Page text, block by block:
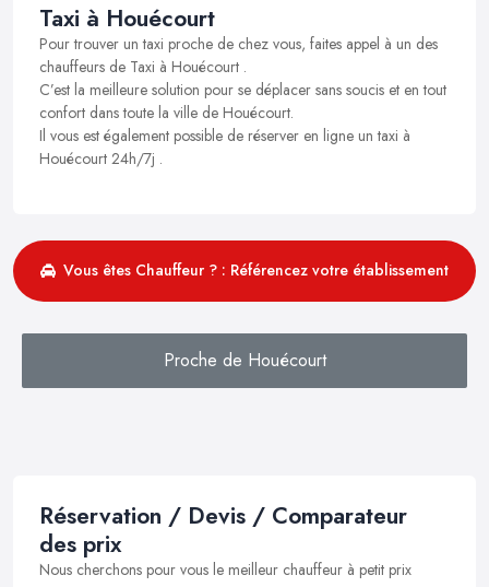
Taxi à Houécourt
Pour trouver un taxi proche de chez vous, faites appel à un des
chauffeurs de Taxi à Houécourt .
C’est la meilleure solution pour se déplacer sans soucis et en tout
confort dans toute la ville de Houécourt.
Il vous est également possible de réserver en ligne un taxi à
Houécourt 24h/7j .
Vous êtes Chauffeur ? : Référencez votre établissement
Proche de Houécourt
Réservation / Devis / Comparateur
des prix
Nous cherchons pour vous le meilleur chauffeur à petit prix